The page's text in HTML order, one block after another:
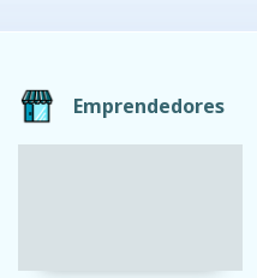
Emprendedores